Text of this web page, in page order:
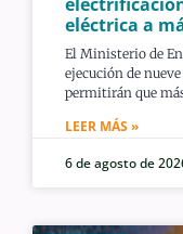
eléctrica a
El Ministerio de
ejecución de
permitirán que
LEER MÁS »
6 de agosto de